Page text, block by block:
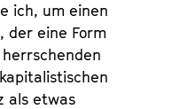
ich, um einen
der eine Form
als etwas